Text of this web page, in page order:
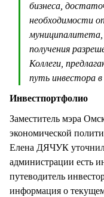
бизнеса,
необходимости
муниципалитета,
получения
Коллеги,
путь инвестора
Инвестпортфолио
Заместитель мэра
экономической
Елена ДЯЧУК
администрации есть
путеводитель
информация о